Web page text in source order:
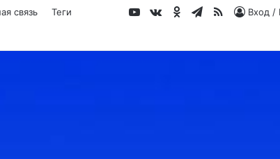
связь Теги Вход /
RSS
Telegram
Одноклассники
vk.com
YouTube